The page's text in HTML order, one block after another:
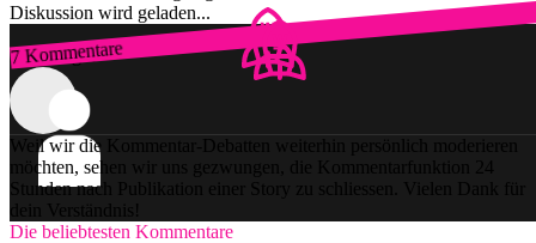
Diskussion wird geladen...
7 Kommentare
Zum Login
Weil wir die Kommentar-Debatten weiterhin persönlich moderieren
möchten, sehen wir uns gezwungen, die Kommentarfunktion 24
Stunden nach Publikation einer Story zu schliessen. Vielen Dank für
dein Verständnis!
Die beliebtesten Kommentare